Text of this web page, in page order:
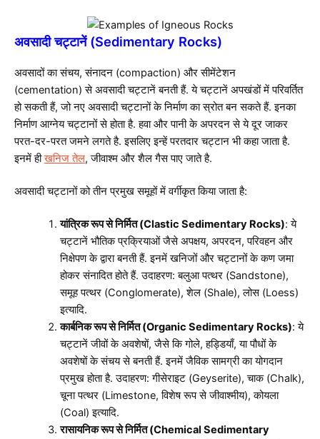
अवसादी चट्टानें (Sedimentary Rocks)
अवसादों का संचय, संनादन (compaction) और सीमेंटेशन
(cementation) से अवसादी चट्टानें बनती हैं. ये चट्टानें अपखंडों में परिवर्तित
हो सकती हैं, जो नए अवसादी चट्टानों के निर्माण का स्रोत बन सकते हैं. इनका
निर्माण आग्नेय चट्टानों से होता है. हवा और पानी के अपरदन से ये दूर जाकर
परत-दर-परत जमने लगते है. इसलिए इन्हें परतदार चट्टान भी कहा जाता है.
इनमें हीखनिज तेल, जीवाश्म और शैल गैस पाए जाते है.
अवसादी चट्टानों को तीन प्रमुख समूहों में वर्गीकृत किया जाता है:
यांत्रिक रूप से निर्मित (Clastic Sedimentary Rocks): ये
चट्टानें भौतिक प्रक्रियाओं जैसे अपक्षय, अपरदन, परिवहन और
निक्षेपण के द्वारा बनती हैं. इनमें खनिजों और चट्टानों के कण जमा
होकर संनादित होते हैं. उदाहरण: बलुआ पत्थर (Sandstone),
समूह पत्थर (Conglomerate), शेल (Shale), लोस (Loess)
इत्यादि.
कार्बनिक रूप से निर्मित (Organic Sedimentary Rocks): ये
चट्टानें जीवों के अवशेषों, जैसे कि गोले, हड्डियाँ, या पौधों के
अवशेषों के संचय से बनती हैं. इनमें जैविक सामग्री का योगदान
प्रमुख होता है. उदाहरण: गीसेराइट (Geyserite), चाक (Chalk),
चूना पत्थर (Limestone, विशेष रूप से जीवाश्मीय), कोयला
(Coal) इत्यादि.
रासायनिक रूप से निर्मित (Chemical Sedimentary